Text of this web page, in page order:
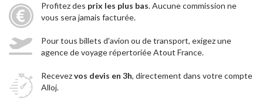
Profitez des prix les plus bas. Aucune commission ne
vous sera jamais facturée.
Pour tous billets d'avion ou de transport, exigez une
agence de voyage répertoriée Atout France.
Recevezvos devis en 3h, directement dans votre compte
Alloj.